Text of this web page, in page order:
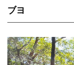
ブヨ